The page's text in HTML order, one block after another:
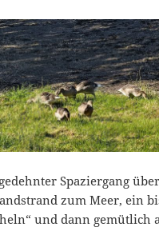
Spaziergang
zum Meer, ein
und dann gemütlich